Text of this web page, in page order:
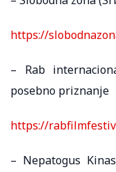
https://
– Rab
posebno priznanje
https://
– Nepatogus